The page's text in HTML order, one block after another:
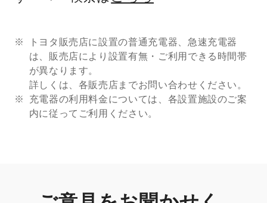
トヨタ販売店に設置の普通充電器、急速充電器
は、販売店により設置有無・ご利用できる時間帯
が異なります。
詳しくは、各販売店までお問い合わせください。
充電器の利用料金については、各設置施設のご案
内に従ってご利用ください。